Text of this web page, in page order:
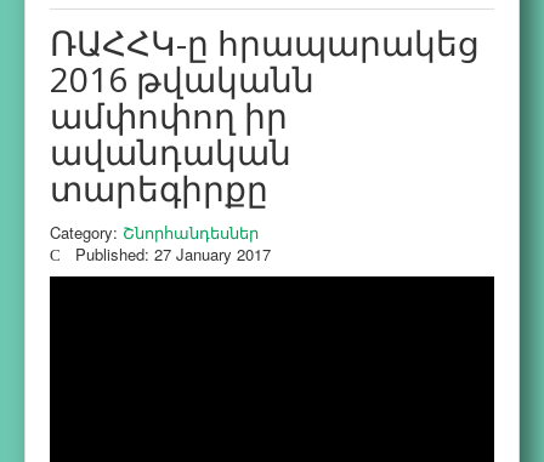
Activity
Publications
Calendar
Partners
About Us
ՌԱՀՀԿ-ը հրապարակեց
2016 թվականն
ամփոփող իր
ավանդական
տարեգիրքը
Category: Շնորհանդեսներ
Published: 27 January 2017